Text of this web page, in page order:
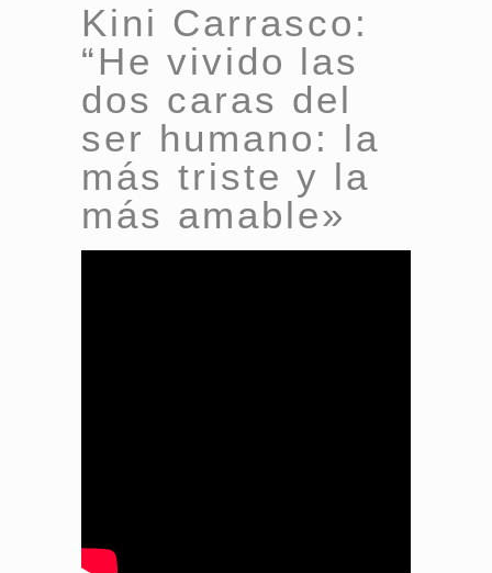
Kini Carrasco:
“He vivido las
dos caras del
ser humano: la
más triste y la
más amable»